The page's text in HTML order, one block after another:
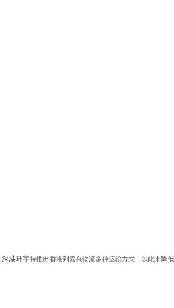
深港环宇特推出 香港到嘉兴物流多种运输方式，以此来降